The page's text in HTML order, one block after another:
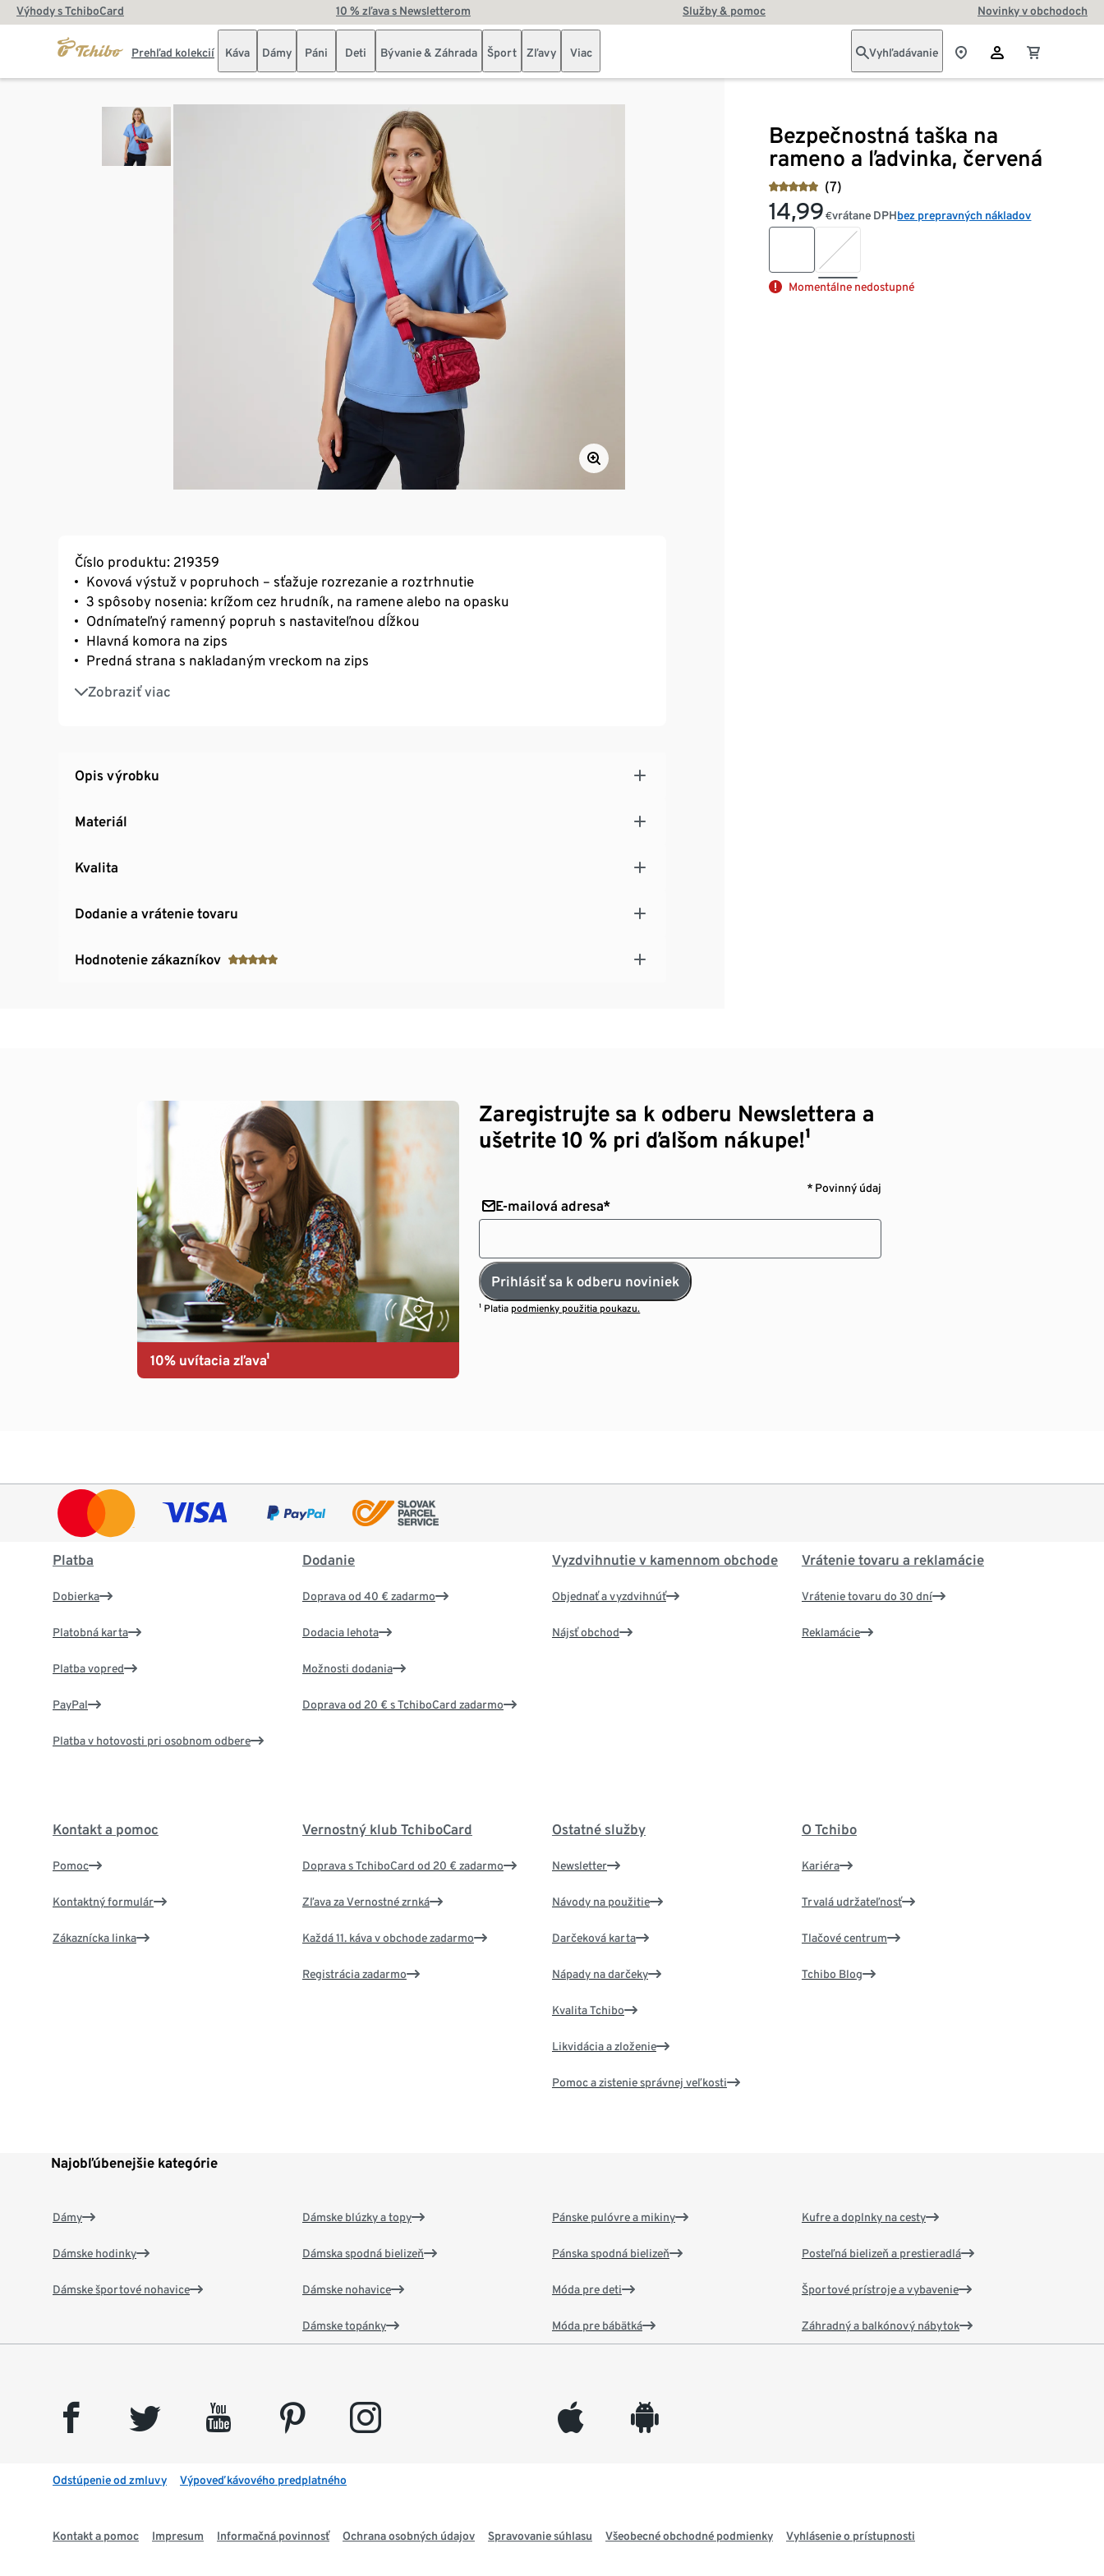
Výhody s TchiboCard 10 % zľava s Newsletterom Služby & pomoc Novinky v obchodoch
Prehľad kolekcií Káva Dámy Páni Deti Bývanie & Záhrada Šport Zľavy Viac Vyhľadávanie
Bezpečnostná taška na
rameno a ľadvinka, červená
(7)
14,99 €vrátane DPHbez prepravných nákladov
Momentálne nedostupné
Číslo produktu: 219359
Kovová výstuž v popruhoch – sťažuje rozrezanie a roztrhnutie
3 spôsoby nosenia: krížom cez hrudník, na ramene alebo na opasku
Odnímateľný ramenný popruh s nastaviteľnou dĺžkou
Hlavná komora na zips
Predná strana s nakladaným vreckom na zips
Zobraziť viac
Zadná strana s priehradkou na zips
Vnútri ďalšia priehradka na zips a zásuvné priehradky
Opis výrobku
Materiál
Kvalita
Dodanie a vrátenie tovaru
Hodnotenie zákazníkov
10% uvítacia zľava¹
Zaregistrujte sa k odberu Newslettera a
ušetrite 10 % pri ďalšom nákupe!¹
* Povinný údaj
E-mailová adresa*
Prihlásiť sa k odberu noviniek
¹ Platia podmienky použitia poukazu.
Platba
Dobierka
Platobná karta
Platba vopred
PayPal
Platba v hotovosti pri osobnom odbere
Dodanie
Doprava od 40 € zadarmo
Dodacia lehota
Možnosti dodania
Doprava od 20 € s TchiboCard zadarmo
Vyzdvihnutie v kamennom obchode
Objednať a vyzdvihnúť
Nájsť obchod
Vrátenie tovaru a reklamácie
Vrátenie tovaru do 30 dní
Reklamácie
Kontakt a pomoc
Pomoc
Kontaktný formulár
Zákaznícka linka
Vernostný klub TchiboCard
Doprava s TchiboCard od 20 € zadarmo
Zľava za Vernostné zrnká
Každá 11. káva v obchode zadarmo
Registrácia zadarmo
Ostatné služby
Newsletter
Návody na použitie
Darčeková karta
Nápady na darčeky
Kvalita Tchibo
Likvidácia a zloženie
Pomoc a zistenie správnej veľkosti
O Tchibo
Kariéra
Trvalá udržateľnosť
Tlačové centrum
Tchibo Blog
Najobľúbenejšie kategórie
Dámy
Dámske hodinky
Dámske športové nohavice
Dámske blúzky a topy
Dámska spodná bielizeň
Dámske nohavice
Dámske topánky
Pánske pulóvre a mikiny
Pánska spodná bielizeň
Móda pre deti
Móda pre bábätká
Kufre a doplnky na cesty
Posteľná bielizeň a prestieradlá
Športové prístroje a vybavenie
Záhradný a balkónový nábytok
facebook twitter youtube pinterest instagram appleinc android
Odstúpenie od zmluvy Výpoveď kávového predplatného
Kontakt a pomoc Impresum Informačná povinnosť Ochrana osobných údajov Spravovanie súhlasu Všeobecné obchodné podmienky Vyhlásenie o prístupnosti